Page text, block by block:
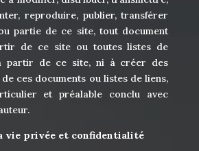
reproduire, publier, transférer
partie de ce site, tout document
de ce site ou toutes listes de
partir de ce site, ni à créer des
ces documents ou listes de liens,
et préalable conclu avec
vie privée et confidentialité